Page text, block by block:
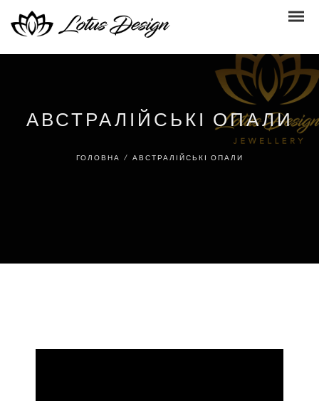
АВСТРАЛІЙСЬКІ ОПАЛИ
ГОЛОВНА / АВСТРАЛІЙСЬКІ ОПАЛИ